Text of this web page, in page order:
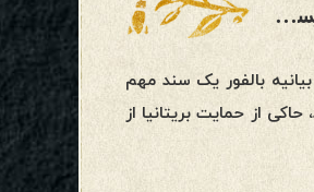
بیانیه بالفور به یهودیان صهیونیست اجازه داد تا مانند تروریست ها عمل کنند
بالفور یک سند مهم
مردم فلسطین است. این نامه کوتاه که در 2 نوامبر 1917 صادر شد، حاکی از حمایت بریتانیا از